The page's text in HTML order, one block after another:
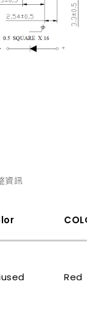
COLOR
Red
資訊